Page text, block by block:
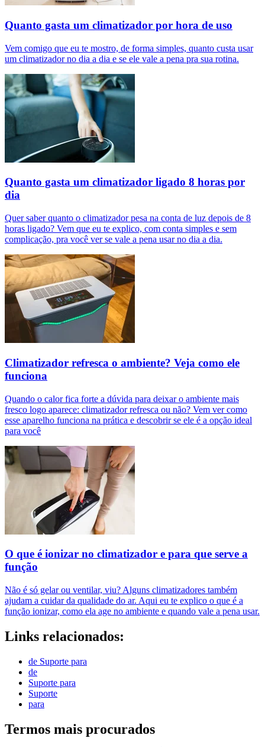
Quanto gasta um climatizador por hora de uso
Vem comigo que eu te mostro, de forma simples, quanto custa usar
um climatizador no dia a dia e se ele vale a pena pra sua rotina.
Quanto gasta um climatizador ligado 8 horas por
dia
Quer saber quanto o climatizador pesa na conta de luz depois de 8
horas ligado? Vem que eu te explico, com conta simples e sem
complicação, pra você ver se vale a pena usar no dia a dia.
Climatizador refresca o ambiente? Veja como ele
funciona
Quando o calor fica forte a dúvida para deixar o ambiente mais
fresco logo aparece: climatizador refresca ou não? Vem ver como
esse aparelho funciona na prática e descobrir se ele é a opção ideal
para você
O que é ionizar no climatizador e para que serve a
função
Não é só gelar ou ventilar, viu? Alguns climatizadores também
ajudam a cuidar da qualidade do ar. Aqui eu te explico o que é a
função ionizar, como ela age no ambiente e quando vale a pena usar.
Links relacionados:
de Suporte para
de
Suporte para
Suporte
para
Termos mais procurados